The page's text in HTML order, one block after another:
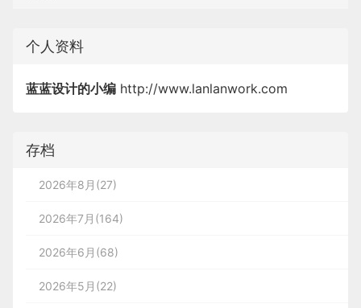
握杆、站姿
贯上紧紧地靠着掌缘下端的厚肉垫，大拇指跟食指
的“V”形纹要指着右眼。
的指节上，一定要握在手掌之外。中指及无名指吃力
最重，在练习右手握杆的时候，把右手的大拇指和食
个人资料
蓝蓝设计的小编 http://www.lanlanwork.com
存档
2026年8月(27)
2026年7月(164)
2026年6月(68)
2026年5月(22)